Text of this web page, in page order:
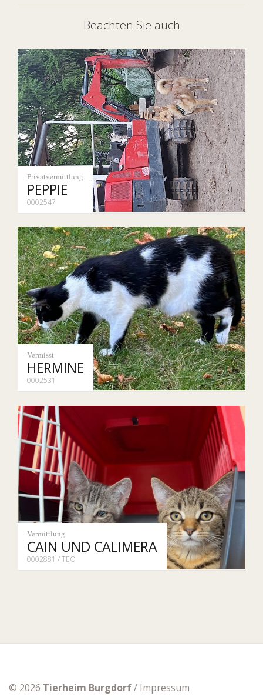
Beachten Sie auch
Privatvermittlung
PEPPIE
0002547
Vermisst
HERMINE
0002531
Vermittlung
CAIN UND CALIMERA
0002881 / TEO
© 2026 Tierheim Burgdorf/ Impressum